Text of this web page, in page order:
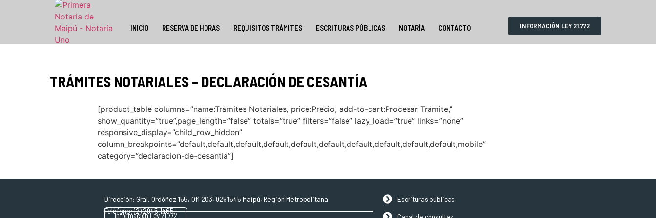
INICIO RESERVA DE HORAS REQUISITOS TRÁMITES ESCRITURAS PÚBLICAS NOTARÍA CONTACTO INFORMACIÓN LEY 21.772
TRÁMITES NOTARIALES – DECLARACIÓN DE CESANTÍA
[product_table columns=”name:Trámites Notariales, price:Precio, add-to-cart:Procesar Trámite,”
show_quantity=”true”,page_length=”false” totals=”true” filters=”false” lazy_load=”true” links=”none”
responsive_display=”child_row_hidden”
column_breakpoints=”default,default,default,default,default,default,default,default,default,default,mobile”
category=”declaracion-de-cesantia”]
Dirección: Gral. Ordóñez 155, Ofi 203, 9251545 Maipú, Región Metropolitana
Teléfono: (2) 2945 1465
Información Ley 21.772
Escrituras públicas